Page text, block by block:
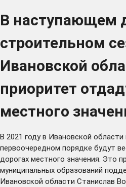
В наступающем
строительном
Ивановской
приоритет
местного
В 2021 году в Ивановской области
первоочередном порядке будут
дорогах местного значения. Это
муниципальных образований
Ивановской области Станислав